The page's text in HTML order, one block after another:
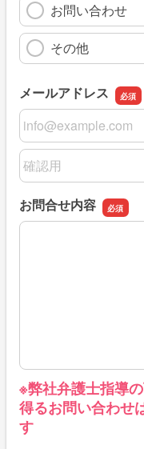
お問い合わせ
その他
メールアドレス
メールアドレス
メールアドレスの確認
お問合せ内容
お問合せ内容
※弊社弁護士指導
得るお問い合わせ
す